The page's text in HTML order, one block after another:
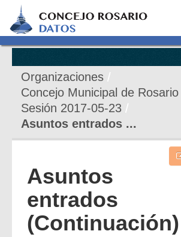
Organizaciones
Concejo Municipal de Rosario
Sesión 2017-05-23
Asuntos entrados ...
Asuntos
entrados
(Continuación)